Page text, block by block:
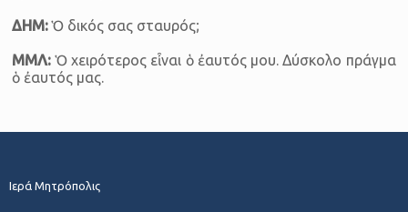
ΔΗΜ:Ὁ δικός σας σταυρός;
ΜΜΛ:Ὁ χειρότερος εἶναι ὁ ἐαυτός μου. Δύσκολο πράγμα
ὁ ἐαυτός μας.
Ιερά Μητρόπολις